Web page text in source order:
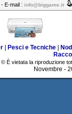
E-mail : info@biggame.it
| Pesci e Tecniche|
È vietata la riproduzione
Novembre -